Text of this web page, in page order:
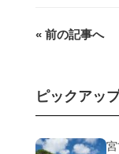
« 前の記事へ
ピックアッ